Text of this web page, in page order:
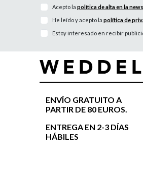
Acepto lapolítica de alta en la
He leído y acepto lapolítica de
Estoy interesado en recibir
ENVÍO GRATUITO A
PARTIR DE 80 EUROS.
ENTREGA EN 2-3 DÍAS
HÁBILES